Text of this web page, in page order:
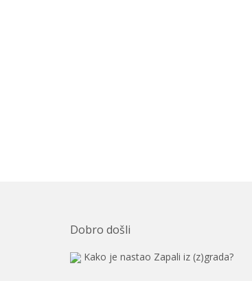
Dobro došli
Kako je nastao Zapali iz (z)grada?